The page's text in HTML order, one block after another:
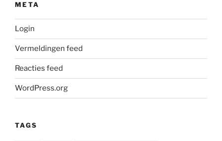
META
Login
Vermeldingen feed
Reacties feed
WordPress.org
TAGS